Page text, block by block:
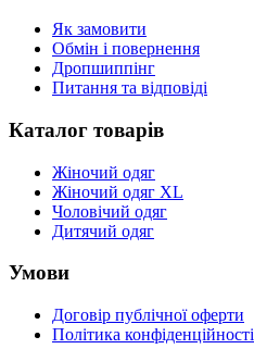
Як замовити
Обмін і повернення
Дропшиппінг
Питання та відповіді
Каталог товарів
Жіночий одяг
Жіночий одяг XL
Чоловічий одяг
Дитячий одяг
Умови
Договір публічної оферти
Політика конфіденційності